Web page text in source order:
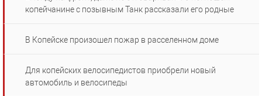
копейчанине с позывным Танк рассказали его родные
В Копейске произошел пожар в расселенном доме
Для копейских велосипедистов приобрели новый
автомобиль и велосипеды